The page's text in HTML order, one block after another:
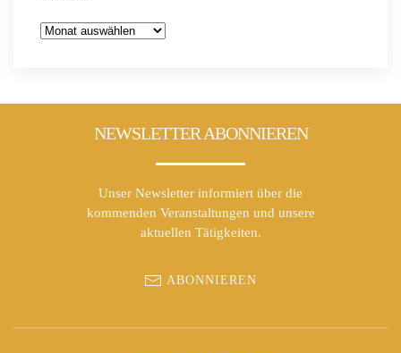
Archiv
NEWSLETTER ABONNIEREN
Unser Newsletter informiert über die
kommenden Veranstaltungen und unsere
aktuellen Tätigkeiten.
ABONNIEREN